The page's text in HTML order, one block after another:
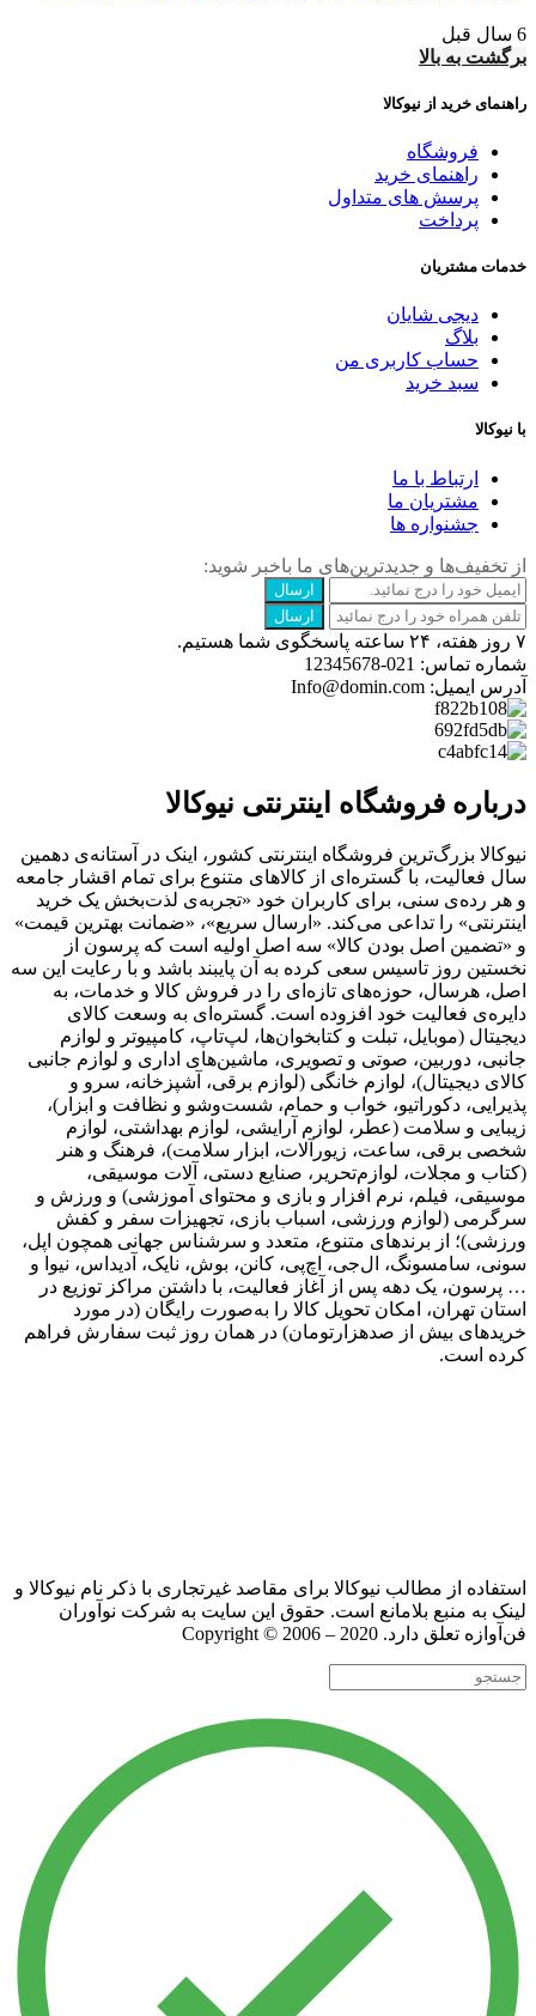
6 سال قبل
برگشت به بالا
راهنمای خرید از نیوکالا
فروشگاه
راهنمای خرید
پرسش های متداول
پرداخت
خدمات مشتریان
دیجی شایان
بلاگ
حساب کاربری من
سبد خرید
با نیوکالا
ارتباط با ما
مشتریان ما
جشنواره ها
از تخفیف‌ها و جدیدترین‌های ما‌ باخبر شوید:
ارسال
ارسال
۷ روز هفته، ۲۴ ساعته پاسخگوی شما هستیم.
شماره تماس: 021-12345678
آدرس ایمیل: Info@domin.com
درباره فروشگاه اینترنتی نیوکالا
نیوکالا بزرگ‌ترین فروشگاه اینترنتی کشور، اینک در آستانه‌ی دهمین
سال فعالیت، با گستره‌ای از کالاهای متنوع برای تمام اقشار جامعه
و هر رده‌ی سنی، برای کاربران خود «تجربه‌ی لذت‌بخش یک خرید
اینترنتی» را تداعی می‌کند. «ارسال سریع»، «ضمانت بهترین قیمت»
و «تضمین اصل بودن کالا» سه اصل اولیه است که پرسون از
نخستین روز تاسیس سعی کرده به آن پایبند باشد و با رعایت این سه
اصل، هرسال، حوزه‌های تازه‌ای را در فروش کالا و خدمات، به
دایره‌ی فعالیت خود افزوده است. گستره‌ای به وسعت کالای
دیجیتال (موبایل، تبلت و کتابخوان‌ها، لپ‌تاپ، کامپیوتر و لوازم
جانبی، دوربین، صوتی و تصویری، ماشین‌های اداری و لوازم جانبی
کالای دیجیتال)، لوازم خانگی (لوازم برقی، آشپزخانه، سرو و
پذیرایی، دکوراتیو، خواب و حمام، شست‌وشو و نظافت و ابزار)،
زیبایی و سلامت (عطر، لوازم آرایشی، لوازم بهداشتی، لوازم
شخصی برقی، ساعت، زیورآلات، ابزار سلامت)، فرهنگ و هنر
(کتاب و مجلات، لوازم‌تحریر، صنایع دستی، آلات موسیقی،
موسیقی، فیلم، نرم افزار و بازی و محتوای آموزشی) و ورزش و
سرگرمی (لوازم ورزشی، اسباب بازی، تجهیزات سفر و کفش
ورزشی)؛ از برندهای متنوع، متعدد و سرشناس جهانی همچون اپل،
سونی، سامسونگ، ال‌جی، اچ‌پی، کانن، بوش، نایک، آدیداس، نیوا و
… پرسون، یک دهه پس از آغاز فعالیت، با داشتن مراکز توزیع در
استان تهران، امکان تحویل کالا را به‌صورت رایگان (در مورد
خریدهای بیش از صدهزارتومان) در همان روز ثبت سفارش فراهم
کرده است.
استفاده از مطالب نیوکالا برای مقاصد غیرتجاری با ذکر نام نیوکالا و
لینک به منبع بلامانع است. حقوق این سایت به شرکت نوآوران
فن‌آوازه تعلق دارد. Copyright © 2006 – 2020